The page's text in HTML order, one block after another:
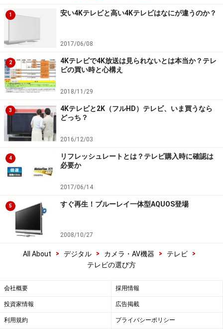
1 安い4Kテレビと高い4Kテレビはなにが違うのか？
2017/06/08
2
4Kテレビで4K放送は見られないとは本当か？テレ
ビの買い時と心構え
2018/11/29
3
4Kテレビと2K（フルHD）テレビ、いま買うなら
どっち？
2016/12/03
4
リフレッシュレートとは？テレビ購入時に確認は
必要か
2017/06/14
5 すぐ再生！ブルーレイ一体型AQUOS登場
2008/10/27
All About > デジタル > カメラ・AV機器 > テレビ
>
テレビの選び方
会社概要 採用情報
投資家情報 広告掲載
利用規約 プライバシーポリシー